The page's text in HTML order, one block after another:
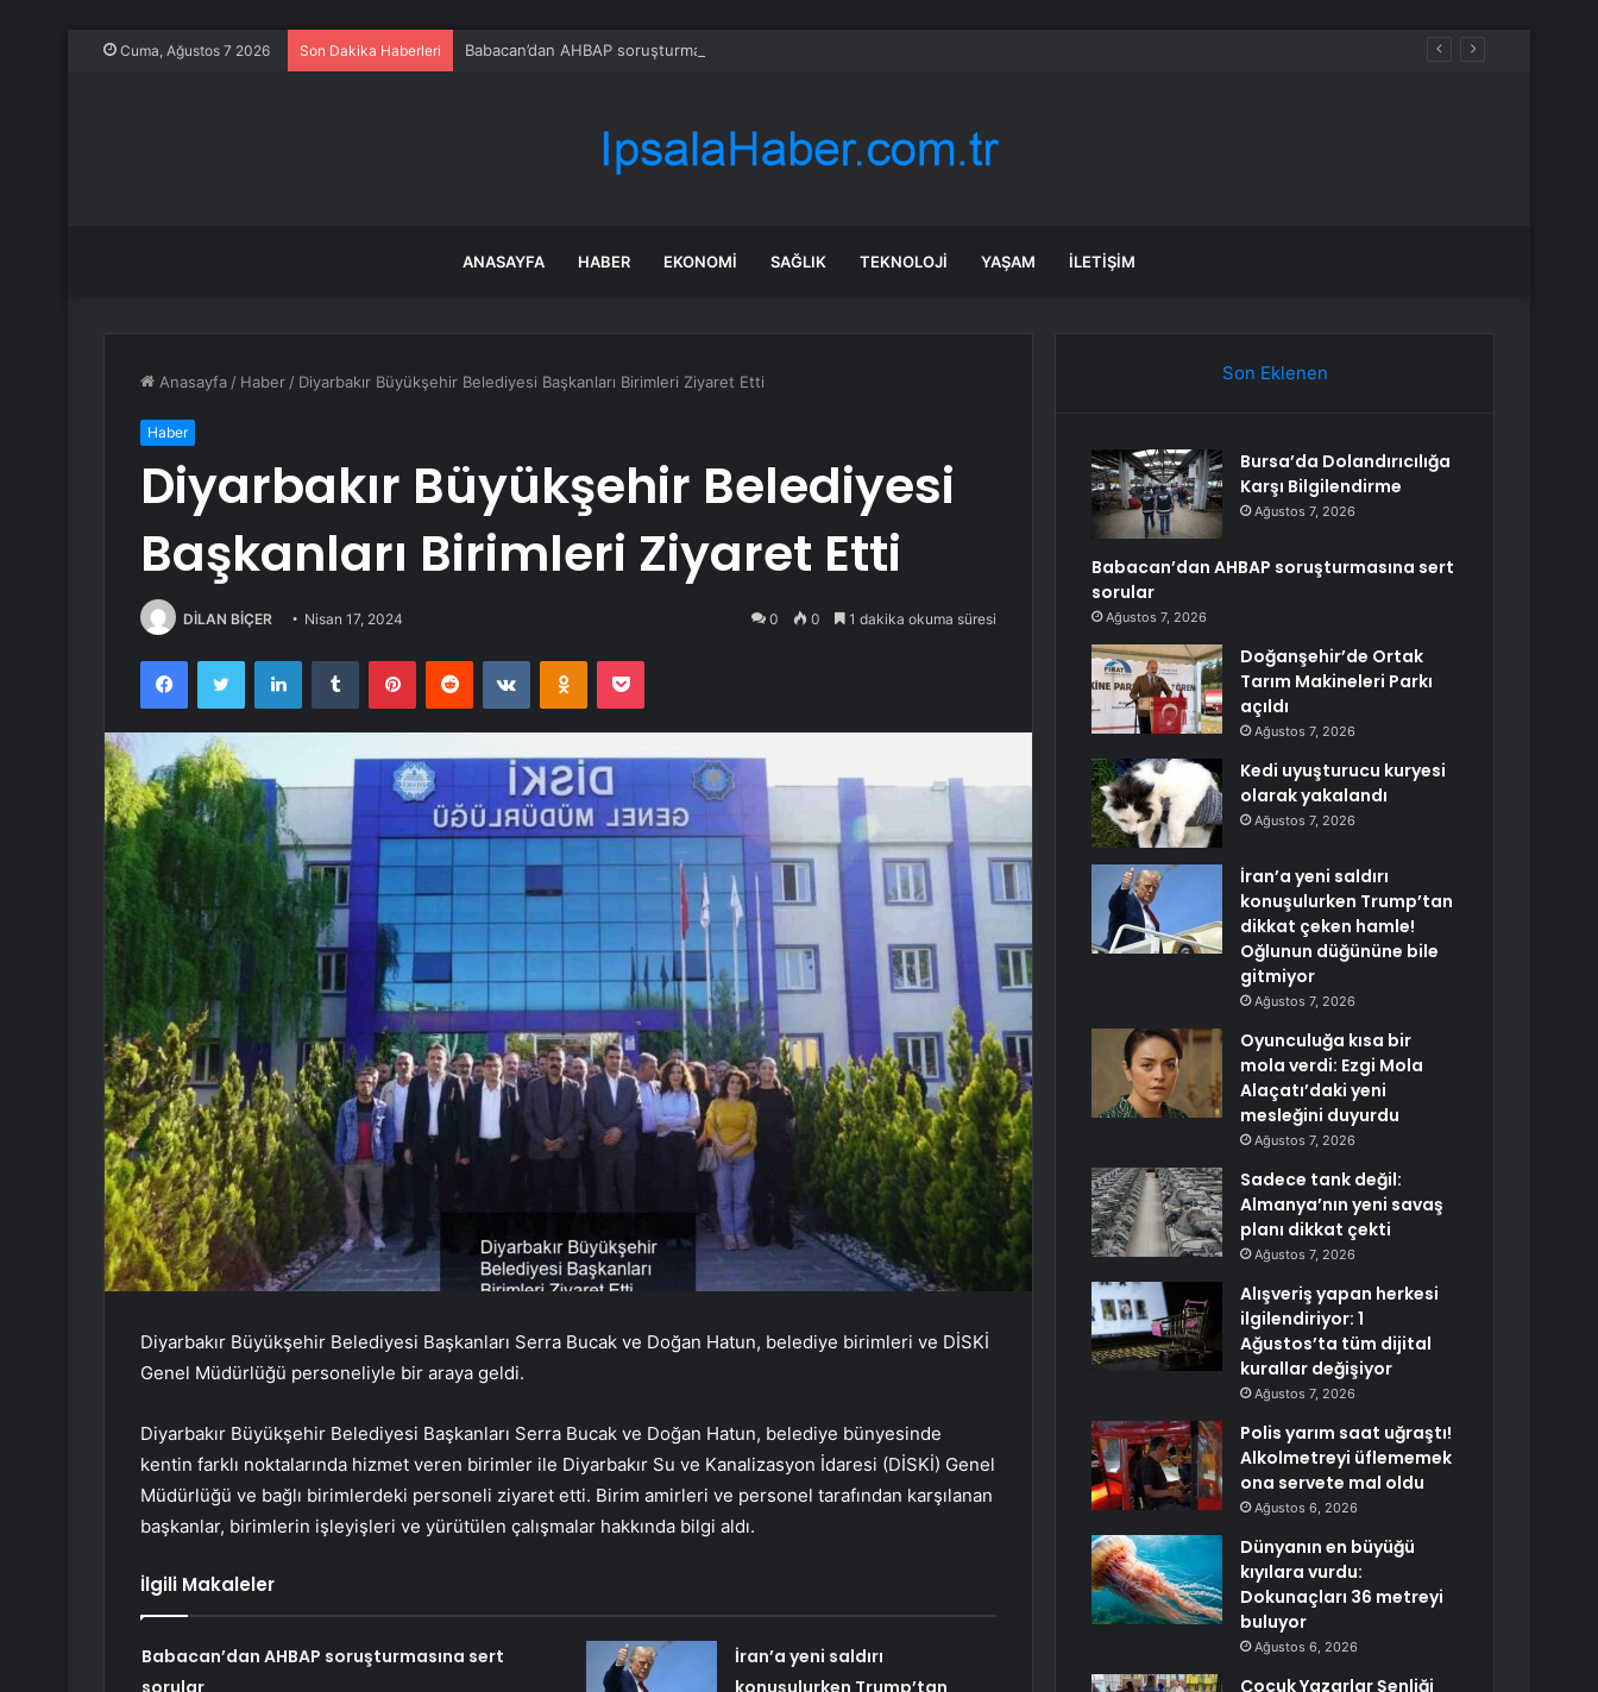
Cuma, Ağustos 7 2026 Son Dakika Haberleri Babacan’dan AHBAP soruşturmasına sert sorular
ANASAYFA HABER EKONOMI SAĞLIK TEKNOLOJI YAŞAM İLETIŞIM
Anasayfa / Haber / Diyarbakır Büyükşehir Belediyesi Başkanları Birimleri Ziyaret Etti
Haber
Diyarbakır Büyükşehir Belediyesi
Başkanları Birimleri Ziyaret Etti
DİLAN BİÇER Nisan 17, 2024 0 0 1 dakika okuma süresi
FacebookTwitter LinkedInTumblr PinterestReddit VKontakteOdnoklassniki
Pocket
Diyarbakır Büyükşehir Belediyesi Başkanları Serra Bucak ve Doğan Hatun, belediye birimleri ve DİSKİ
Genel Müdürlüğü personeliyle bir araya geldi.
Diyarbakır Büyükşehir Belediyesi Başkanları Serra Bucak ve Doğan Hatun, belediye bünyesinde
kentin farklı noktalarında hizmet veren birimler ile Diyarbakır Su ve Kanalizasyon İdaresi (DİSKİ) Genel
Müdürlüğü ve bağlı birimlerdeki personeli ziyaret etti. Birim amirleri ve personel tarafından karşılanan
başkanlar, birimlerin işleyişleri ve yürütülen çalışmalar hakkında bilgi aldı.
İlgili Makaleler
Babacan’dan AHBAP soruşturmasına sert
İran’a yeni saldırı
Son Eklenen
Bursa’da Dolandırıcılığa
Karşı Bilgilendirme
Ağustos 7, 2026
Babacan’dan AHBAP soruşturmasına sert
sorular
Ağustos 7, 2026
Doğanşehir’de Ortak
Tarım Makineleri Parkı
açıldı
Ağustos 7, 2026
Kedi uyuşturucu kuryesi
olarak yakalandı
Ağustos 7, 2026
İran’a yeni saldırı
konuşulurken Trump’tan
dikkat çeken hamle!
Oğlunun düğününe bile
gitmiyor
Ağustos 7, 2026
Oyunculuğa kısa bir
mola verdi: Ezgi Mola
Alaçatı’daki yeni
mesleğini duyurdu
Ağustos 7, 2026
Sadece tank değil:
Almanya’nın yeni savaş
planı dikkat çekti
Ağustos 7, 2026
Alışveriş yapan herkesi
ilgilendiriyor: 1
Ağustos’ta tüm dijital
kurallar değişiyor
Ağustos 7, 2026
Polis yarım saat uğraştı!
Alkolmetreyi üflememek
ona servete mal oldu
Ağustos 6, 2026
Dünyanın en büyüğü
kıyılara vurdu:
Dokunaçları 36 metreyi
buluyor
Ağustos 6, 2026
Çocuk Yazarlar Şenliği